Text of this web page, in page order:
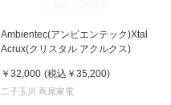
Ambientec(アンビエンテック)Xtal
Acrux(クリスタル アクルクス)
￥32,000 (税込 ￥35,200)
二子玉川 蔦屋家電